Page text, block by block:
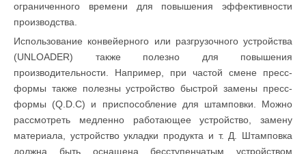
ограниченного времени для повышения эффективности
производства.
Использование конвейерного или разгрузочного устройства
(UNLOADER) также полезно для повышения
производительности. Например, при частой смене пресс-
формы также полезны устройство быстрой замены пресс-
формы (Q.D.C) и приспособление для штамповки. Можно
рассмотреть медленно работающее устройство, замену
материала, устройство укладки продукта и т. Д. Штамповка
должна быть оснащена бесступенчатым устройством